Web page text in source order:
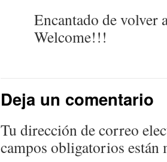
Encantado de volver
Welcome!!!
Deja un comentario
Tu dirección de correo
campos obligatorios están